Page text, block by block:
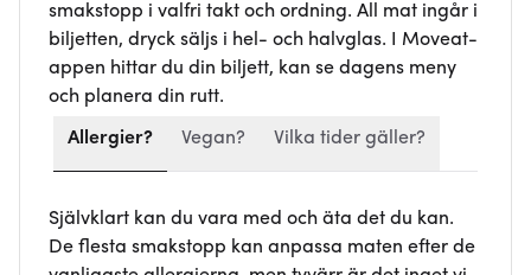
smakstopp i valfri takt och ordning. All mat ingår i
biljetten, dryck säljs i hel- och halvglas. I Moveat-
appen hittar du din biljett, kan se dagens meny
och planera din rutt.
Allergier? Vegan? Vilka tider gäller?
Självklart kan du vara med och äta det du kan.
De flesta smakstopp kan anpassa maten efter de